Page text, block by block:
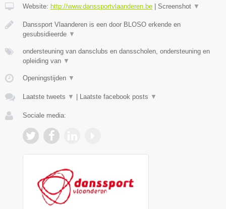
Website: http://www.danssportvlaanderen.be Screenshot ▼
Danssport Vlaanderen is een door BLOSO erkende en
gesubsidieerde ▼
ondersteuning van dansclubs en dansscholen, ondersteuning en
opleiding van ▼
Openingstijden ▼
Laatste tweets ▼ Laatste facebook posts ▼
Sociale media: